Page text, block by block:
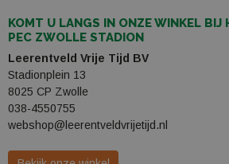
KOMT U LANGS IN ONZE WINKEL BIJ
PEC ZWOLLE STADION
Leerentveld Vrije Tijd BV
Stadionplein 13
8025 CP Zwolle
038-4550755
webshop@leerentveldvrijetijd.nl